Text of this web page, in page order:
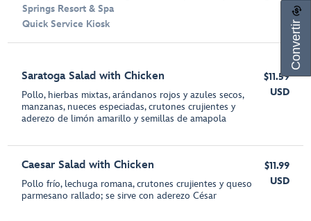
Springs Resort & Spa
Quick Service Kiosk
Saratoga Salad with Chicken
Pollo, hierbas mixtas, arándanos rojos y azules secos,
manzanas, nueces especiadas, crutones crujientes y
aderezo de limón amarillo y semillas de amapola
$11.59
USD
Caesar Salad with Chicken
Pollo frío, lechuga romana, crutones crujientes y queso
parmesano rallado; se sirve con aderezo César
$11.99
USD
Convertir